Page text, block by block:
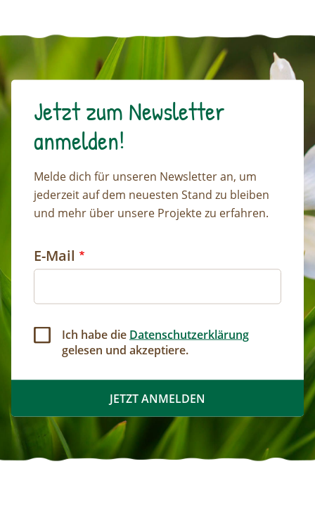
Jetzt zum Newsletter
anmelden!
Melde dich für unseren Newsletter an, um
jederzeit auf dem neuesten Stand zu bleiben
und mehr über unsere Projekte zu erfahren.
E-Mail
Ich habe die Datenschutzerklärung
gelesen und akzeptiere.